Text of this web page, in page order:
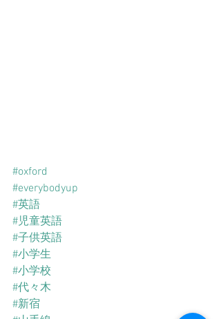
#oxford
#everybodyup
#英語
#児童英語
#子供英語
#小学生
#小学校
#代々木
#新宿